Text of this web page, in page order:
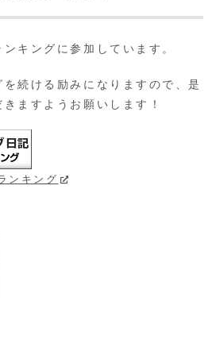
ンキングに参加しています。
続ける励みになりますので、是
ますようお願いします！
ンキング